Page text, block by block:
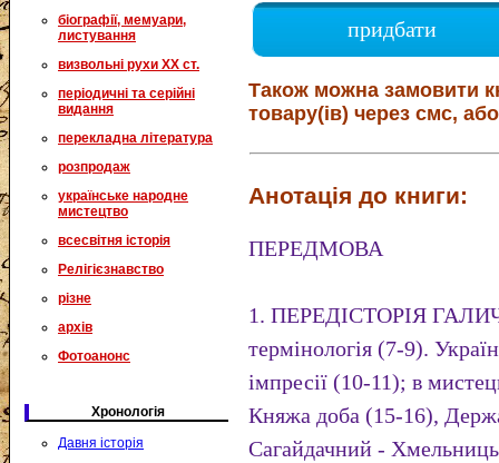
біографії, мемуари,
листування
визвольні рухи XX ст.
періодичні та серійні
видання
перекладна література
розпродаж
українське народне
мистецтво
всесвітня історія
Релігієзнавство
різне
архів
Фотоанонс
Хронологія
Давня історія
придбати
Також можна замовити
товару(ів) через смс,
Анотація до книги:
ПЕРЕДМОВА
1. ПЕРЕДІСТОРІЯ
термінологія (7-9).
імпресії (10-11); в
Княжа доба (15-16),
Сагайдачний -